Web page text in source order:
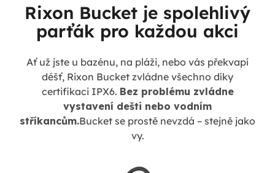
Rixon Bucket je spolehlivý
parťák pro každou akci
Ať už jste u bazénu, na pláži, nebo vás překvapí
déšť, Rixon Bucket zvládne všechno díky
certifikaci IPX6. Bez problému zvládne
vystavení dešti nebo vodním
stříkancům.Bucket se prostě nevzdá – stejně jako
vy.